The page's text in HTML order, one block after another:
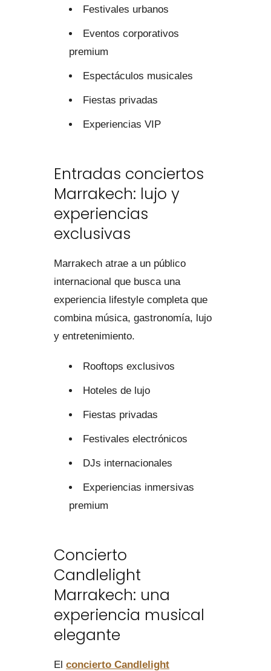
Festivales urbanos
Eventos corporativos
premium
Espectáculos musicales
Fiestas privadas
Experiencias VIP
Entradas conciertos
Marrakech: lujo y
experiencias
exclusivas
Marrakech atrae a un público
internacional que busca una
experiencia lifestyle completa que
combina música, gastronomía, lujo
y entretenimiento.
Rooftops exclusivos
Hoteles de lujo
Fiestas privadas
Festivales electrónicos
DJs internacionales
Experiencias inmersivas
premium
Concierto
Candlelight
Marrakech: una
experiencia musical
elegante
El concierto Candlelight